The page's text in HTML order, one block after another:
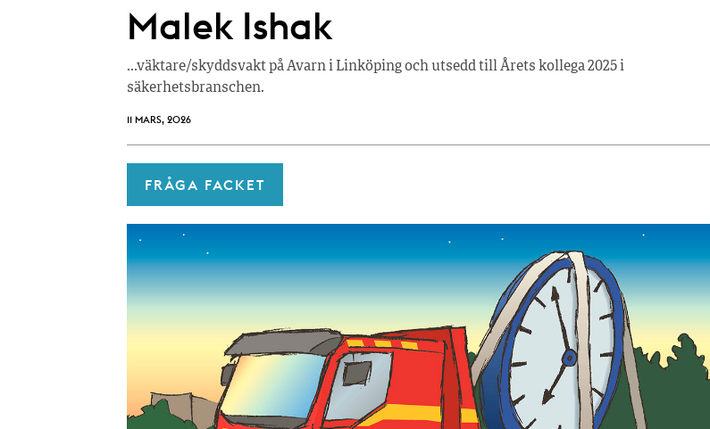
Malek Ishak
…väktare/skyddsvakt på Avarn i Linköping och utsedd till Årets kollega 2025 i
säkerhetsbranschen.
11 MARS, 2026
FRÅGA FACKET